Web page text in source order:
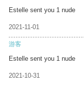
Estelle sent you 1 nude
2021-11-01
游客
Estelle sent you 1 nude
2021-10-31